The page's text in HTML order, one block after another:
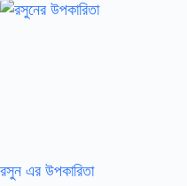
রসুন এর উপকারিতা